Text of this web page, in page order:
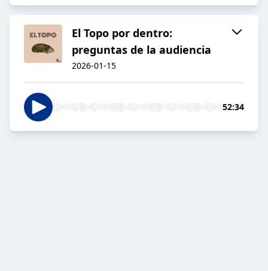
El Topo por dentro:
preguntas de la audiencia
2026-01-15
52:34